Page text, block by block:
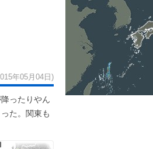
年05月04日)
ったりやん
た。関東も